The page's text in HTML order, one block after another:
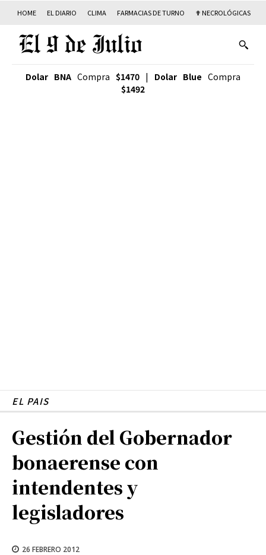
HOME EL DIARIO CLIMA FARMACIAS DE TURNO ✟ NECROLÓGICAS
Dolar BNA Compra $1470 | Dolar Blue Compra
$1492
EL PAIS
Gestión del Gobernador
bonaerense con
intendentes y
legisladores
26 FEBRERO 2012